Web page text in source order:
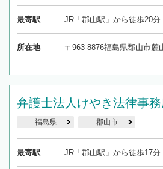
最寄駅 JR「郡山駅」から徒歩20分
所在地 〒963-8876福島県郡山市麓
弁護士法人けやき法律事
福島県 郡山市
最寄駅 JR「郡山駅」から徒歩17分